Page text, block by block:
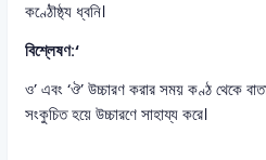
কণ্ঠৌষ্ঠ্য ধ্বনি।
বিশ্লেষণ:‘
ও’ এবং ‘ঔ’ উচ্চারণ করার সময় কণ্ঠ থেকে
সংকুচিত হয়ে উচ্চারণে সাহায্য করে।